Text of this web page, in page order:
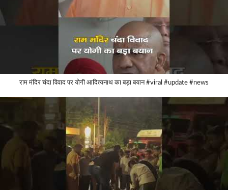
राम मंदिर चंदा विवाद पर योगी आदित्यनाथ का बड़ा बयान #viral #update #news